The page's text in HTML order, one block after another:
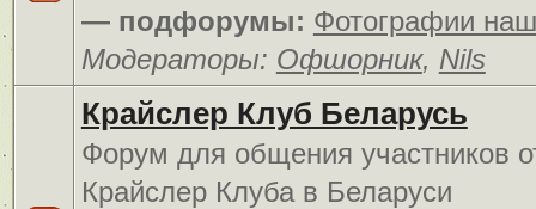
— подфорумы: Фотографии
Модераторы: Офшорник, Nils
Крайслер Клуб Беларусь
Форум для общения участников
Крайслер Клуба в Беларуси